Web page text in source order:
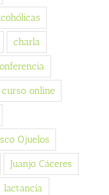
charla
curso online
Ojuelos
Juanjo Cáceres
lactancia